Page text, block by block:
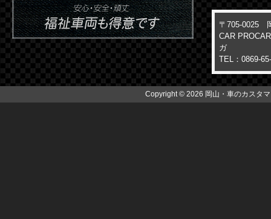
〒705-0025
CAR
ガ
TEL：0869-
Copyright © 2026 岡山・車のカスタ